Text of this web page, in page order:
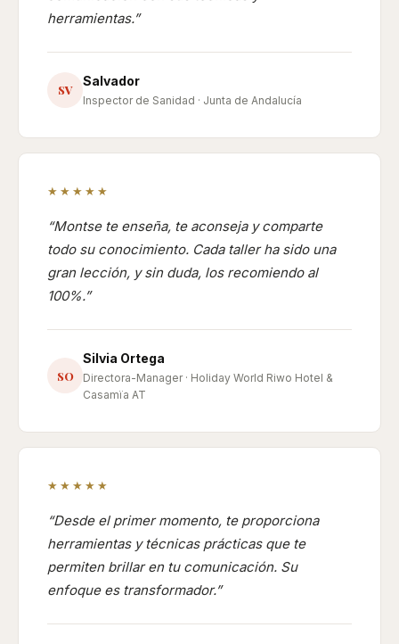
herramientas.
SV
Salvador
Inspector de Sanidad · Junta de Andalucía
★★★★★
Montse te enseña, te aconseja y comparte
todo su conocimiento. Cada taller ha sido una
gran lección, y sin duda, los recomiendo al
100%.
SO
Silvia Ortega
Directora-Manager · Holiday World Riwo Hotel &
Casamïa AT
★★★★★
Desde el primer momento, te proporciona
herramientas y técnicas prácticas que te
permiten brillar en tu comunicación. Su
enfoque es transformador.